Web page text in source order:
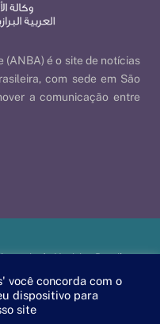
é o site de notícias
com sede em São
a comunicação entre
de Notícias Brasil-
você concorda com o
dispositivo para
site